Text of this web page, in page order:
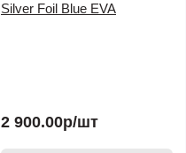
Silver Foil Blue EVA
2 900.00р/шт